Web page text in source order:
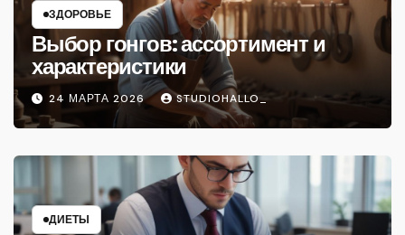
ЗДОРОВЬЕ
Выбор гонгов: ассортимент и
характеристики
24 МАРТА 2026 STUDIOHALLO_
ДИЕТЫ